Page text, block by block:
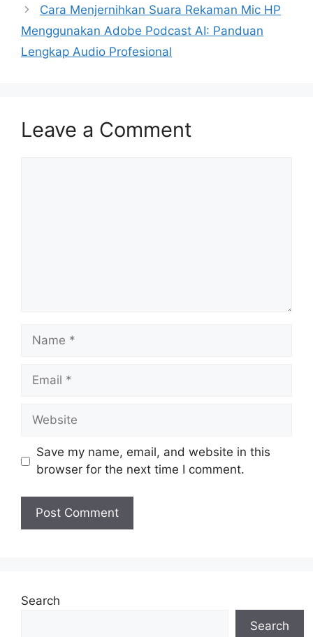
Cara Menjernihkan Suara Rekaman Mic HP
Menggunakan Adobe Podcast AI: Panduan
Lengkap Audio Profesional
Leave a Comment
Name
Email
Website
Save my name, email, and website in this
browser for the next time I comment.
Search
Search